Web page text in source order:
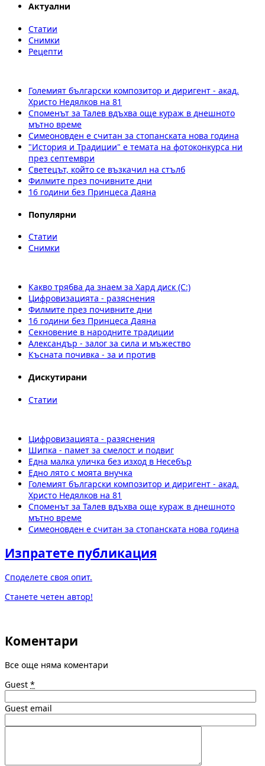
Актуални
Статии
Снимки
Рецепти
Големият български композитор и диригент - акад.
Христо Недялков на 81
Споменът за Талев вдъхва още кураж в днешното
мътно време
Симеоновден е считан за стопанската нова година
"История и Традиции" е темата на фотоконкурса ни
през септември
Светецът, който се възкачил на стълб
Филмите през почивните дни
16 години без Принцеса Даяна
Популярни
Статии
Снимки
Какво трябва да знаем за Хард диск (C:)
Цифровизацията - разяснения
Филмите през почивните дни
16 години без Принцеса Даяна
Секновение в народните традиции
Александър - залог за сила и мъжество
Късната почивка - за и против
Дискутирани
Статии
Цифровизацията - разяснения
Шипка - памет за смелост и подвиг
Една малка уличка без изход в Несебър
Едно лято с моята внучка
Големият български композитор и диригент - акад.
Христо Недялков на 81
Споменът за Талев вдъхва още кураж в днешното
мътно време
Симеоновден е считан за стопанската нова година
Изпратете публикация
Споделете своя опит.
Станете четен автор!
Коментари
Все още няма коментари
Guest *
Guest email